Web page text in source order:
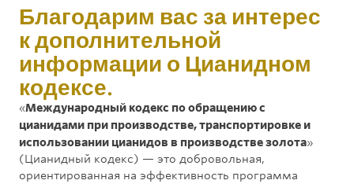
Благодарим вас за интерес
к дополнительной
информации о Цианидном
кодексе.
«Международный кодекс по обращению с
цианидами при производстве, транспортировке и
использовании цианидов в производстве золота»
(Цианидный кодекс) — это добровольная,
ориентированная на эффективность программа